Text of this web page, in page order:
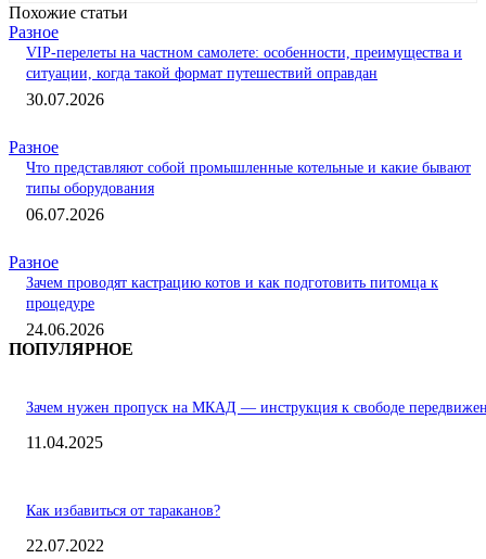
Похожие статьи
Разное
VIP-перелеты на частном самолете: особенности, преимущества и
ситуации, когда такой формат путешествий оправдан
30.07.2026
Разное
Что представляют собой промышленные котельные и какие бывают
типы оборудования
06.07.2026
Разное
Зачем проводят кастрацию котов и как подготовить питомца к
процедуре
24.06.2026
ПОПУЛЯРНОЕ
Зачем нужен пропуск на МКАД — инструкция к свободе
11.04.2025
Как избавиться от тараканов?
22.07.2022